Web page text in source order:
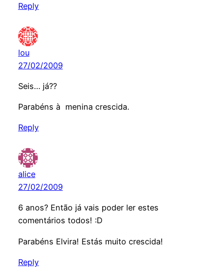
Reply
lou
27/02/2009
Seis… já??
Parabéns à menina crescida.
Reply
alice
27/02/2009
6 anos? Então já vais poder ler estes
comentários todos! :D
Parabéns Elvira! Estás muito crescida!
Reply